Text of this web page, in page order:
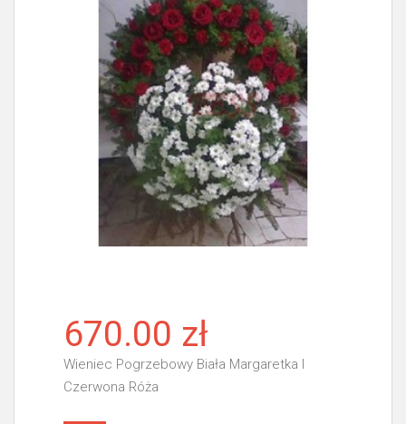
670.00 zł
Wieniec Pogrzebowy Biała Margaretka I
Czerwona Róża